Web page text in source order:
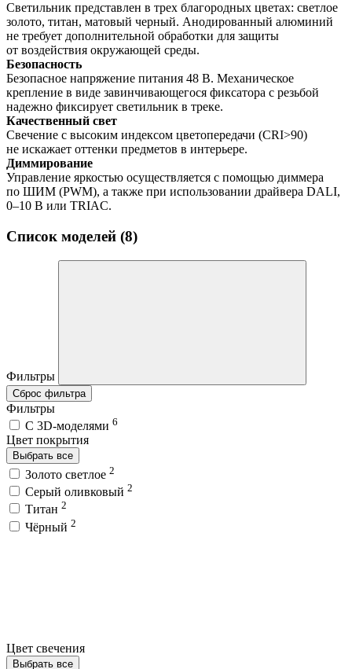
Светильник представлен в трех благородных цветах: светлое
золото, титан, матовый черный. Анодированный алюминий
не требует дополнительной обработки для защиты
от воздействия окружающей среды.
Безопасность
Безопасное напряжение питания 48 В. Механическое
крепление в виде завинчивающегося фиксатора с резьбой
надежно фиксирует светильник в треке.
Качественный свет
Свечение с высоким индексом цветопередачи (CRI>90)
не искажает оттенки предметов в интерьере.
Диммирование
Управление яркостью осуществляется с помощью диммера
по ШИМ (PWM), а также при использовании драйвера DALI,
0–10 В или TRIAC.
Список моделей (8)
Фильтры
Сброс фильтра
Фильтры
C 3D-моделями 6
Цвет покрытия
Выбрать все
Золото светлое 2
Серый оливковый 2
Титан 2
Чёрный 2
Цвет свечения
Выбрать все